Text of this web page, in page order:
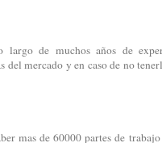
largo de muchos años de
del mercado y en caso de no
mas de 60000 partes de